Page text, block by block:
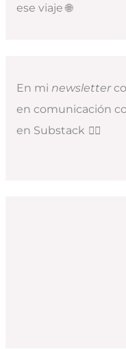
ese viaje 🌐
En mi newsletter
en comunicación
en Substack 👇🏻